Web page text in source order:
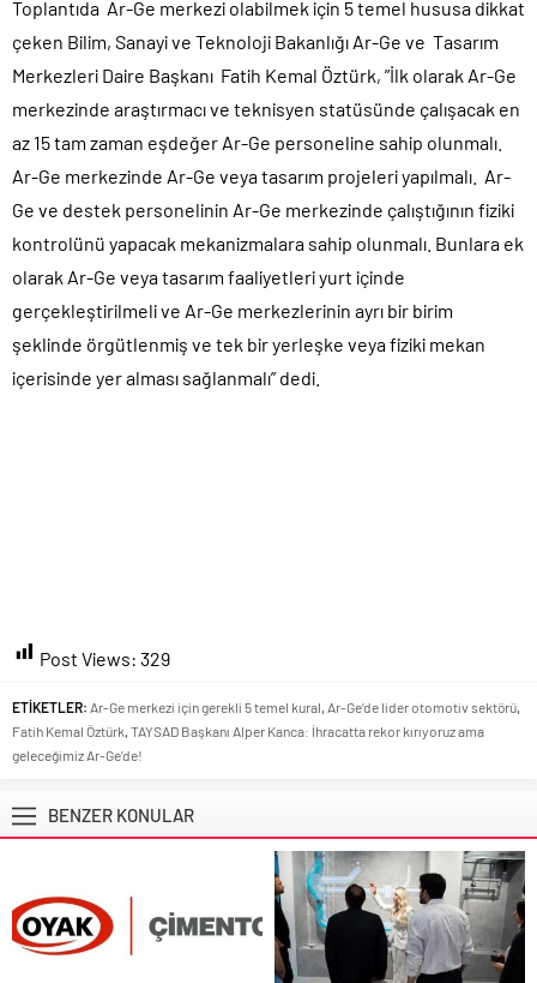
Toplantıda Ar-Ge merkezi olabilmek için 5 temel hususa dikkat
çeken Bilim, Sanayi ve Teknoloji Bakanlığı Ar-Ge ve Tasarım
Merkezleri Daire Başkanı Fatih Kemal Öztürk, ”İlk olarak Ar-Ge
merkezinde araştırmacı ve teknisyen statüsünde çalışacak en
az 15 tam zaman eşdeğer Ar-Ge personeline sahip olunmalı.
Ar-Ge merkezinde Ar-Ge veya tasarım projeleri yapılmalı. Ar-
Ge ve destek personelinin Ar-Ge merkezinde çalıştığının fiziki
kontrolünü yapacak mekanizmalara sahip olunmalı. Bunlara ek
olarak Ar-Ge veya tasarım faaliyetleri yurt içinde
gerçekleştirilmeli ve Ar-Ge merkezlerinin ayrı bir birim
şeklinde örgütlenmiş ve tek bir yerleşke veya fiziki mekan
içerisinde yer alması sağlanmalı” dedi.
Post Views: 329
ETİKETLER: Ar-Ge merkezi için gerekli 5 temel kural Ar-Ge’de lider otomotiv sektörü
Fatih Kemal Öztürk TAYSAD Başkanı Alper Kanca: İhracatta rekor kırıyoruz ama
geleceğimiz Ar-Ge’de!
BENZER KONULAR